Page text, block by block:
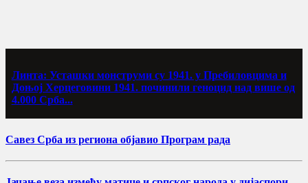
Линта: Усташки монструми су 1941. у Пребиловцима и
Доњој Херцеговини 1941. починили геноцид над више од
4.000 Срба...
Савез Срба из региона објавио Програм рада